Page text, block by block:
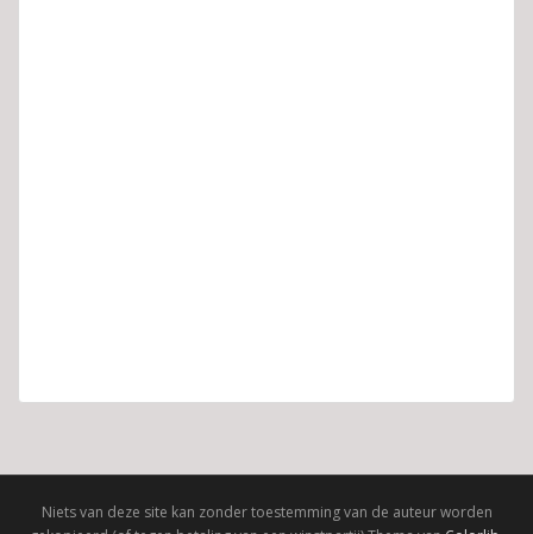
Niets van deze site kan zonder toestemming van de auteur worden